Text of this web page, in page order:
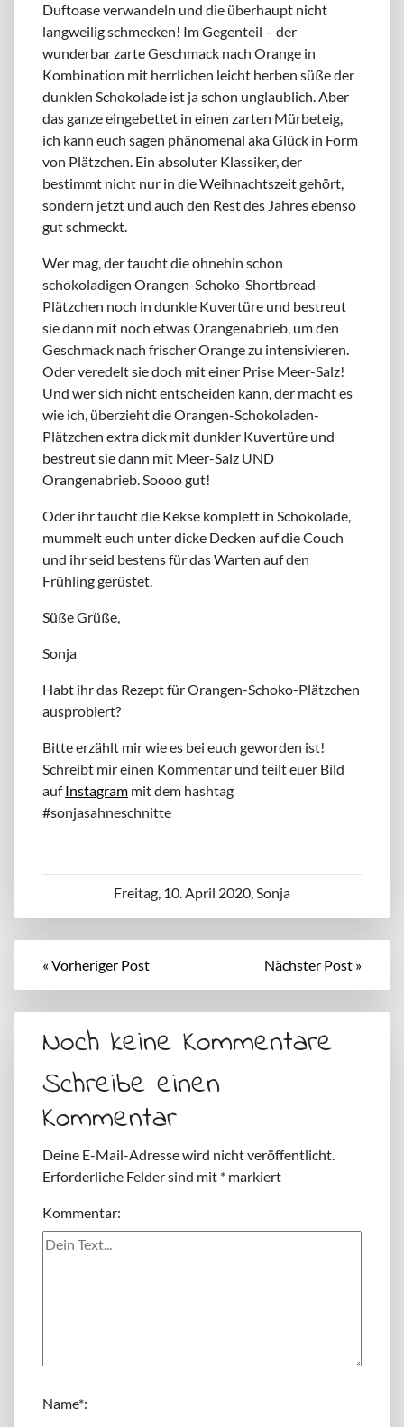
Duftoase verwandeln und die überhaupt nicht
langweilig schmecken! Im Gegenteil – der
wunderbar zarte Geschmack nach Orange in
Kombination mit herrlichen leicht herben süße der
dunklen Schokolade ist ja schon unglaublich. Aber
das ganze eingebettet in einen zarten Mürbeteig,
ich kann euch sagen phänomenal aka Glück in Form
von Plätzchen. Ein absoluter Klassiker, der
bestimmt nicht nur in die Weihnachtszeit gehört,
sondern jetzt und auch den Rest des Jahres ebenso
gut schmeckt.
Wer mag, der taucht die ohnehin schon
schokoladigen Orangen-Schoko-Shortbread-
Plätzchen noch in dunkle Kuvertüre und bestreut
sie dann mit noch etwas Orangenabrieb, um den
Geschmack nach frischer Orange zu intensivieren.
Oder veredelt sie doch mit einer Prise Meer-Salz!
Und wer sich nicht entscheiden kann, der macht es
wie ich, überzieht die Orangen-Schokoladen-
Plätzchen extra dick mit dunkler Kuvertüre und
bestreut sie dann mit Meer-Salz UND
Orangenabrieb. Soooo gut!
Oder ihr taucht die Kekse komplett in Schokolade,
mummelt euch unter dicke Decken auf die Couch
und ihr seid bestens für das Warten auf den
Frühling gerüstet.
Süße Grüße,
Sonja
Habt ihr das Rezept für Orangen-Schoko-Plätzchen
ausprobiert?
Bitte erzählt mir wie es bei euch geworden ist!
Schreibt mir einen Kommentar und teilt euer Bild
aufInstagram mit dem hashtag
#sonjasahneschnitte
Freitag, 10. April 2020, Sonja
« Vorheriger Post Nächster Post »
Noch keine Kommentare
Schreibe einen
Kommentar
Deine E-Mail-Adresse wird nicht veröffentlicht.
Erforderliche Felder sind mit * markiert
Kommentar:
Name*: